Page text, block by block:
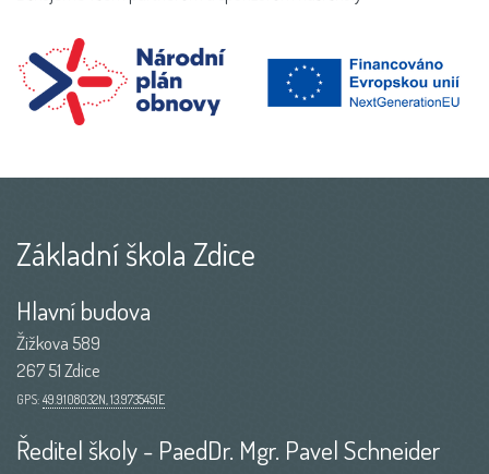
Základní škola Zdice
Hlavní budova
Žižkova 589
267 51 Zdice
GPS: 49.9108032N, 13.9735451E
Ředitel školy - PaedDr. Mgr. Pavel Schneider